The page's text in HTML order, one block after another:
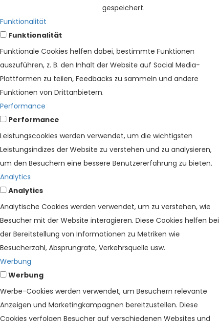
gespeichert.
Funktionalität
Funktionalität
Funktionale Cookies helfen dabei, bestimmte Funktionen
auszuführen, z. B. den Inhalt der Website auf Social Media-
Plattformen zu teilen, Feedbacks zu sammeln und andere
Funktionen von Drittanbietern.
Performance
Performance
Leistungscookies werden verwendet, um die wichtigsten
Leistungsindizes der Website zu verstehen und zu analysieren,
um den Besuchern eine bessere Benutzererfahrung zu bieten.
Analytics
Analytics
Analytische Cookies werden verwendet, um zu verstehen, wie
Besucher mit der Website interagieren. Diese Cookies helfen bei
der Bereitstellung von Informationen zu Metriken wie
Besucherzahl, Absprungrate, Verkehrsquelle usw.
Werbung
Werbung
Werbe-Cookies werden verwendet, um Besuchern relevante
Anzeigen und Marketingkampagnen bereitzustellen. Diese
Cookies verfolgen Besucher auf verschiedenen Websites und